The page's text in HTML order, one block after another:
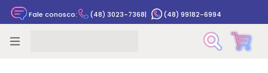
Fale conosco: (48) 3023-7368| (48) 99182-6994